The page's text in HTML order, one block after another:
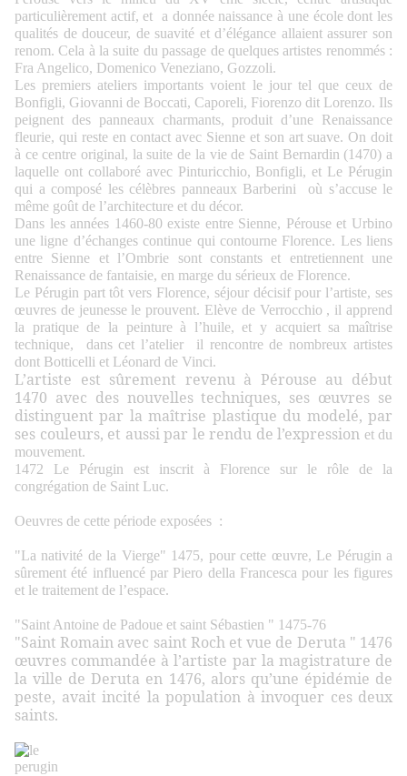
particulièrement actif, et a donnée naissance à une école dont les
qualités de douceur, de suavité et d’élégance allaient assurer son
renom. Cela à la suite du passage de quelques artistes renommés :
Fra Angelico, Domenico Veneziano, Gozzoli.
Les premiers ateliers importants voient le jour tel que ceux de
Bonfigli, Giovanni de Boccati, Caporeli, Fiorenzo dit Lorenzo. Ils
peignent des panneaux charmants, produit d’une Renaissance
fleurie, qui reste en contact avec Sienne et son art suave. On doit
à ce centre original, la suite de la vie de Saint Bernardin (1470) a
laquelle ont collaboré avec Pinturicchio, Bonfigli, et Le Pérugin
qui a composé les célèbres panneaux Barberini où s’accuse le
même goût de l’architecture et du décor.
Dans les années 1460-80 existe entre Sienne, Pérouse et Urbino
une ligne d’échanges continue qui contourne Florence. Les liens
entre Sienne et l’Ombrie sont constants et entretiennent une
Renaissance de fantaisie, en marge du sérieux de Florence.
Le Pérugin part tôt vers Florence, séjour décisif pour l’artiste, ses
œuvres de jeunesse le prouvent. Elève de Verrocchio , il apprend
la pratique de la peinture à l’huile, et y acquiert sa maîtrise
technique, dans cet l’atelier il rencontre de nombreux artistes
dont Botticelli et Léonard de Vinci.
L’artiste est sûrement revenu à Pérouse au début
1470 avec des nouvelles techniques, ses œuvres se
distinguent par la maîtrise plastique du modelé, par
ses couleurs, et aussi par le rendu de l’expression et du
mouvement.
1472 Le Pérugin est inscrit à Florence sur le rôle de la
congrégation de Saint Luc.
Oeuvres de cette période exposées :
"La nativité de la Vierge" 1475, pour cette œuvre, Le Pérugin a
sûrement été influencé par Piero della Francesca pour les figures
et le traitement de l’espace.
"Saint Antoine de Padoue et saint Sébastien " 1475-76
"Saint Romain avec saint Roch et vue de Deruta " 1476
œuvres commandée à l’artiste par la magistrature de
la ville de Deruta en 1476, alors qu’une épidémie de
peste, avait incité la population à invoquer ces deux
saints.